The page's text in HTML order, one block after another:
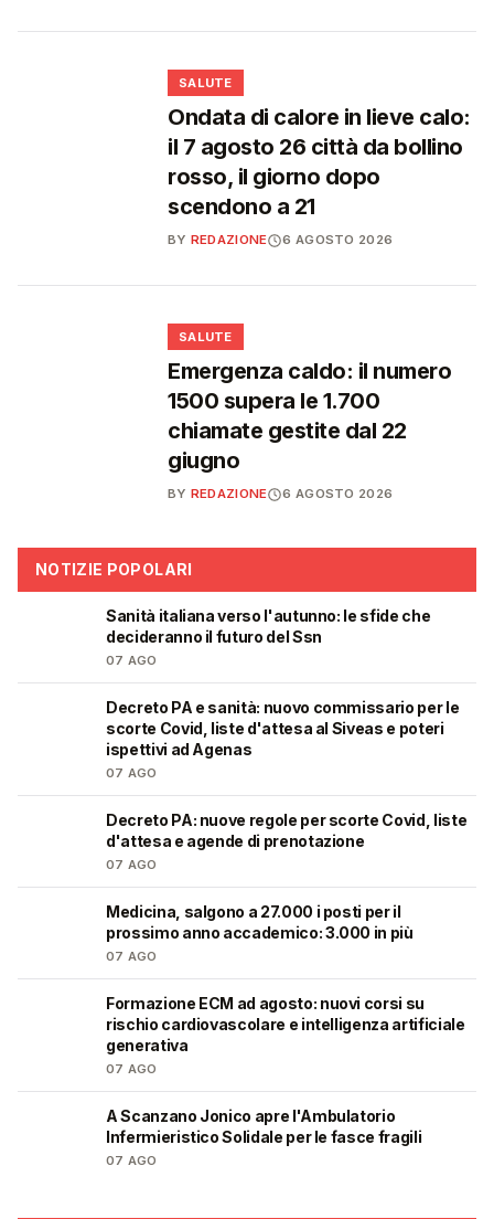
SALUTE
Ondata di calore in lieve calo:
il 7 agosto 26 città da bollino
rosso, il giorno dopo
scendono a 21
BY REDAZIONE 6 AGOSTO 2026
SALUTE
Emergenza caldo: il numero
1500 supera le 1.700
chiamate gestite dal 22
giugno
BY REDAZIONE 6 AGOSTO 2026
NOTIZIE POPOLARI
Sanità italiana verso l'autunno: le sfide che
decideranno il futuro del Ssn
07 AGO
Decreto PA e sanità: nuovo commissario per le
scorte Covid, liste d'attesa al Siveas e poteri
ispettivi ad Agenas
07 AGO
Decreto PA: nuove regole per scorte Covid, liste
d'attesa e agende di prenotazione
07 AGO
Medicina, salgono a 27.000 i posti per il
prossimo anno accademico: 3.000 in più
07 AGO
Formazione ECM ad agosto: nuovi corsi su
rischio cardiovascolare e intelligenza artificiale
generativa
07 AGO
A Scanzano Jonico apre l'Ambulatorio
Infermieristico Solidale per le fasce fragili
07 AGO